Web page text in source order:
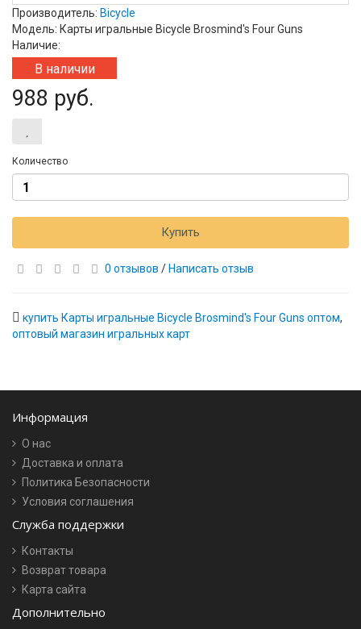
Производитель: Bicycle
Модель: Карты игральные Bicycle Brosmind's Four Guns
Наличие:
В наличии
988 руб.
Количество
Купить
0 отзывов / Написать отзыв
купить Карты игральные Bicycle Brosmind's Four Guns оптом,
оптовый магазин игральных карт
Информация
О нас
Доставка и оплата
Политика Безопасности
Условия соглашения
Служба поддержки
Контакты
Возврат товара
Карта сайта
Дополнительно